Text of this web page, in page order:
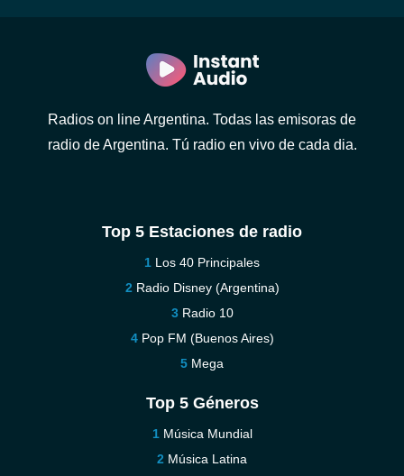
Radios on line Argentina. Todas las emisoras de
radio de Argentina. Tú radio en vivo de cada dia.
Top 5 Estaciones de radio
Los 40 Principales
Radio Disney (Argentina)
Radio 10
Pop FM (Buenos Aires)
Mega
Top 5 Géneros
Música Mundial
Música Latina